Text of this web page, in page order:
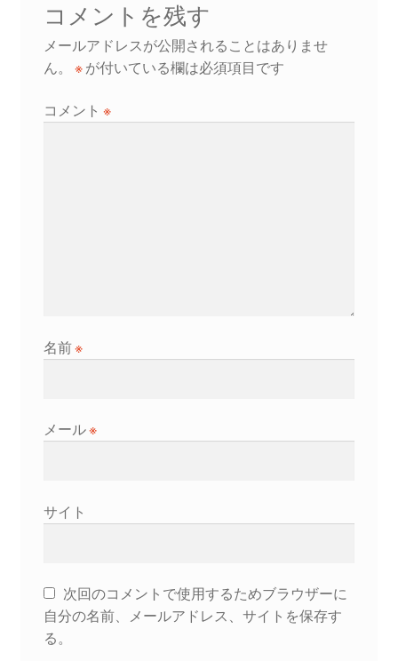
ゲ
ー
シ
ョ
コメントを残す
メールアドレスが公開されることはありませ
ん。
※が付いている欄は必須項目です
コメント ※
名前※
メール※
サイト
次回のコメントで使用するためブラウザーに
自分の名前、メールアドレス、サイトを保存す
る。